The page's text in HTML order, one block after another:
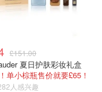
£151.00
夏日护肤彩妆礼盒
单小棕瓶售价就要£65！
人感兴趣